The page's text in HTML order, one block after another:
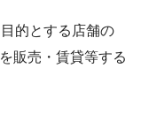
的とする店舗の
販売・賃貸等する